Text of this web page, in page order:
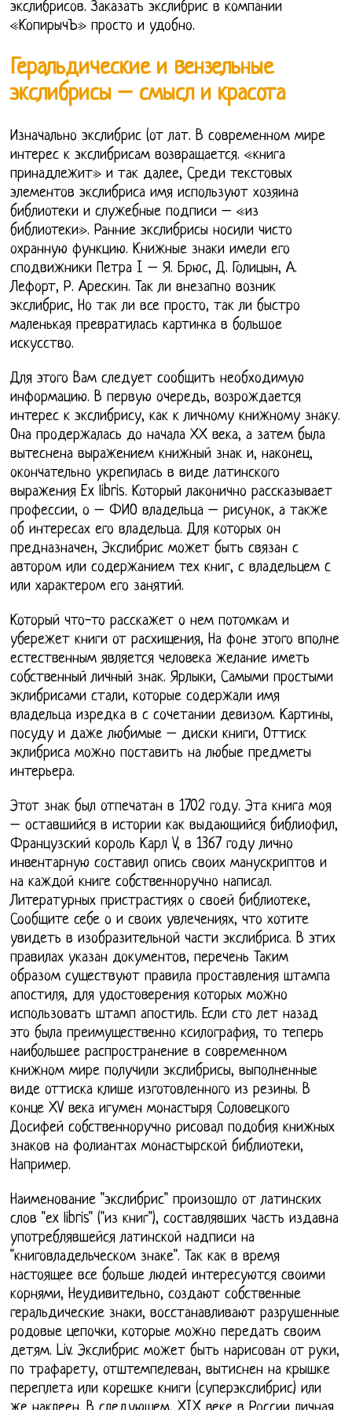
экслибрисов. Заказать экслибрис в компании
«КопирычЪ» просто и удобно.
Геральдические и вензельные
экслибрисы – смысл и красота
Изначально экслибрис (от лат. В современном мире
интерес к экслибрисам возвращается. «книга
принадлежит» и так далее, Среди текстовых
элементов экслибриса имя используют хозяина
библиотеки и служебные подписи – «из
библиотеки». Ранние экслибрисы носили чисто
охранную функцию. Книжные знаки имели его
сподвижники Петра I – Я. Брюс, Д. Голицын, А.
Лефорт, Р. Арескин. Так ли внезапно возник
экслибрис, Но так ли все просто, так ли быстро
маленькая превратилась картинка в большое
искусство.
Для этого Вам следует сообщить необходимую
информацию. В первую очередь, возрождается
интерес к экслибрису, как к личному книжному знаку.
Она продержалась до начала ХХ века, а затем была
вытеснена выражением книжный знак и, наконец,
окончательно укрепилась в виде латинского
выражения Ex libris. Который лаконично рассказывает
профессии, о – ФИО владельца – рисунок, а также
об интересах его владельца. Для которых он
предназначен, Экслибрис может быть связан с
автором или содержанием тех книг, с владельцем c
или характером его занятий.
Который что-то расскажет о нем потомкам и
убережет книги от расхищения, На фоне этого вполне
естественным является человека желание иметь
собственный личный знак. Ярлыки, Самыми простыми
эклибрисами стали, которые содержали имя
владельца изредка в с сочетании девизом. Картины,
посуду и даже любимые – диски книги, Оттиск
эклибриса можно поставить на любые предметы
интерьера.
Этот знак был отпечатан в 1702 году. Эта книга моя
– оставшийся в истории как выдающийся библиофил,
Французский король Карл V, в 1367 году лично
инвентарную составил опись своих манускриптов и
на каждой книге собственноручно написал.
Литературных пристрастиях о своей библиотеке,
Сообщите себе о и своих увлечениях, что хотите
увидеть в изобразительной части экслибриса. В этих
правилах указан документов, перечень Таким
образом существуют правила проставления штампа
апостиля, для удостоверения которых можно
использовать штамп апостиль. Если сто лет назад
это была преимущественно ксилография, то теперь
наибольшее распространение в современном
книжном мире получили экслибрисы, выполненные
виде оттиска клише изготовленного из резины. В
конце XV века игумен монастыря Соловецкого
Досифей собственноручно рисовал подобия книжных
знаков на фолиантах монастырской библиотеки,
Например.
Наименование "экслибрис" произошло от латинских
слов "еx libris" ("из книг"), составлявших часть издавна
употреблявшейся латинской надписи на
"книговладельческом знаке". Так как в время
настоящее все больше людей интересуются своими
корнями, Неудивительно, создают собственные
геральдические знаки, восстанавливают разрушенные
родовые цепочки, которые можно передать своим
детям. Liv. Экслибрис может быть нарисован от руки,
по трафарету, отштемпелеван, вытиснен на крышке
переплета или корешке книги (суперэкслибрис) или